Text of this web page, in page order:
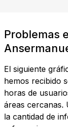
Problemas
El siguiente
hemos recibido
horas de
áreas cercanas.
la cantidad de